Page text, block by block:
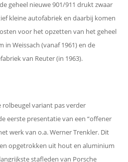
geheel nieuwe 901/911 drukt zwaar
kleine autofabriek en daarbij komen
voor het opzetten van het geheel
Weissach (vanaf 1961) en de
van Reuter (in 1963).
variant pas verder
eerste presentatie van een “offener
werk van o.a. Werner Trenkler. Dit
opgetrokken uit hout en aluminium
stafleden van Porsche